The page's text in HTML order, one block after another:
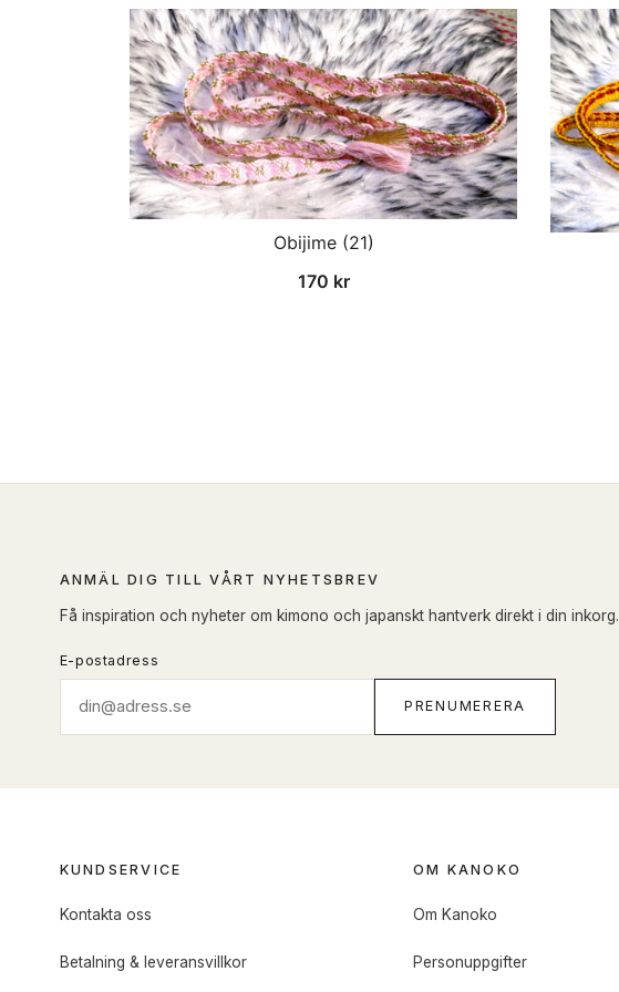
Obijime (21)
170 kr
ANMÄL DIG TILL VÅRT NYHETSBREV
Få inspiration och nyheter om kimono och japanskt hantverk direkt i din inkorg.
E-postadress
PRENUMERERA
KUNDSERVICE
Kontakta oss
Betalning & leveransvillkor
OM KANOKO
Om Kanoko
Personuppgifter